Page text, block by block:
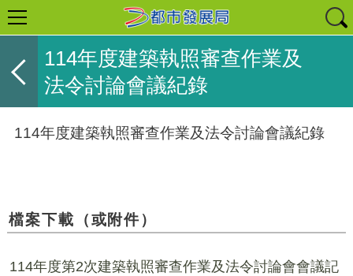
114年度建築執照審查作業及
法令討論會議紀錄
114年度建築執照審查作業及法令討論會議紀錄
檔案下載（或附件）
114年度第2次建築執照審查作業及法令討論會會議記